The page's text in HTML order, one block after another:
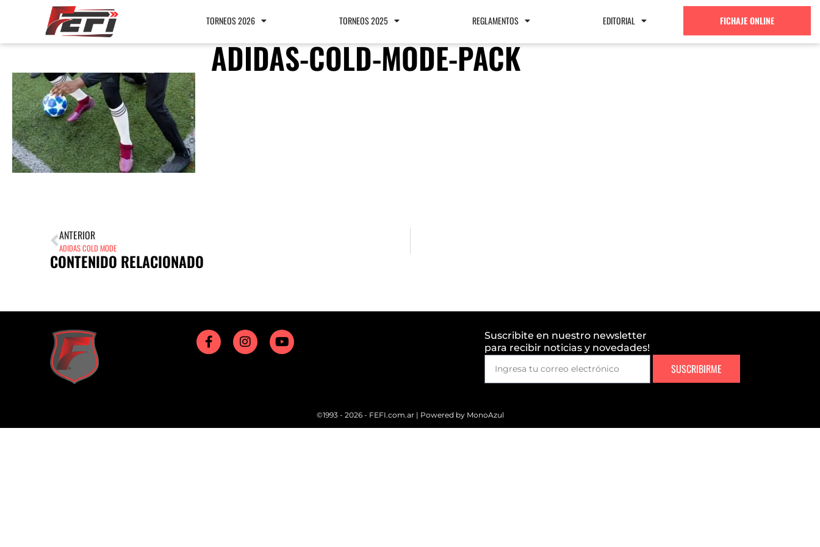
TORNEOS 2026 TORNEOS 2025 REGLAMENTOS EDITORIAL FICHAJE ONLINE
ADIDAS-COLD-MODE-PACK
ANTERIOR
ADIDAS COLD MODE
CONTENIDO RELACIONADO
Suscribite en nuestro newsletter
para recibir noticias y novedades!
SUSCRIBIRME
©1993 - 2026 - FEFI.com.ar | Powered by MonoAzul